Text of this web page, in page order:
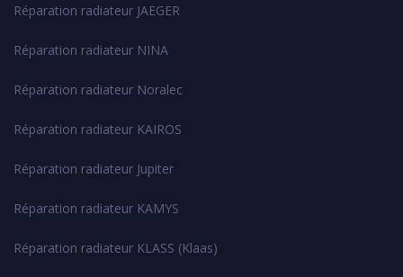
Réparation radiateur JAEGER
Réparation radiateur NINA
Réparation radiateur Noralec
Réparation radiateur KAIROS
Réparation radiateur Jupiter
Réparation radiateur KAMYS
Réparation radiateur KLASS (Klaas)